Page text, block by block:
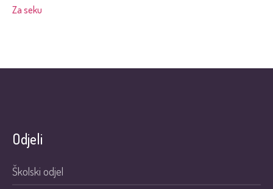
Za seku
Odjeli
Školski odjel